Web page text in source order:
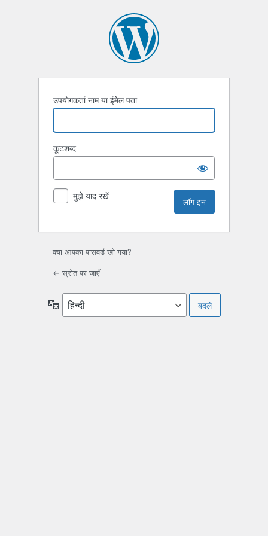
उपयोगकर्ता नाम या ईमेल पता
कूटशब्द
मुझे याद रखें
क्या आपका पासवर्ड खो गया?
← स्रोत पर जाएँ
भाषा